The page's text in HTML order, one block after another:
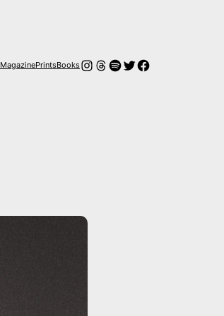
MagazinePrintsBooksInstagram
Hilos
Spotify
Twitter
Facebook